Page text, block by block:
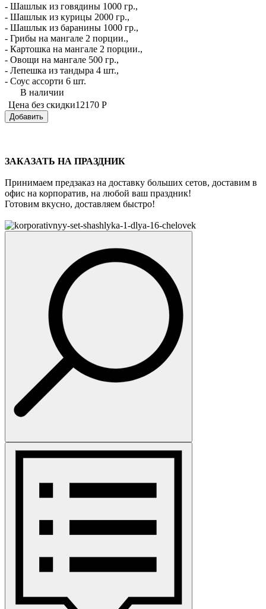
- Шашлык из говядины 1000 гр.,
- Шашлык из курицы 2000 гр.,
- Шашлык из баранины 1000 гр.,
- Грибы на мангале 2 порции.,
- Картошка на мангале 2 порции.,
- Овощи на мангале 500 гр.,
- Лепешка из тандыра 4 шт.,
- Соус ассорти 6 шт.
В наличии
Цена без скидки12170 Р
Добавить
ЗАКАЗАТЬ НА ПРАЗДНИК
Принимаем предзаказ на доставку больших сетов, доставим в
офис на корпоратив, на любой ваш праздник!
Готовим вкусно, доставляем быстро!